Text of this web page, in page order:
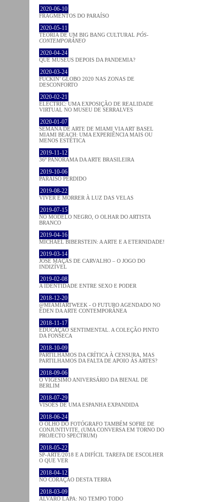
2020-06-10
FRAGMENTOS DO PARAÍSO
2020-05-11
TEORIA DE UM BIG BANG CULTURAL PÓS-
CONTEMPORÂNEO
2020-04-24
QUE MUSEUS DEPOIS DA PANDEMIA?
2020-03-24
FUCKIN’ GLOBO 2020 NAS ZONAS DE
DESCONFORTO
2020-02-21
ELECTRIC: UMA EXPOSIÇÃO DE REALIDADE
VIRTUAL NO MUSEU DE SERRALVES
2020-01-07
SEMANA DE ARTE DE MIAMI VIA ART BASEL
MIAMI BEACH: UMA EXPERIÊNCIA MAIS OU
MENOS ESTÉTICA
2019-11-12
36º PANORAMA DA ARTE BRASILEIRA
2019-10-06
PARAÍSO PERDIDO
2019-08-22
VIVER E MORRER À LUZ DAS VELAS
2019-07-15
NO MODELO NEGRO, O OLHAR DO ARTISTA
BRANCO
2019-04-16
MICHAEL BIBERSTEIN: A ARTE E A ETERNIDADE!
2019-03-14
JOSÉ MAÇÃS DE CARVALHO – O JOGO DO
INDIZÍVEL
2019-02-08
A IDENTIDADE ENTRE SEXO E PODER
2018-12-20
@MIAMIARTWEEK - O FUTURO AGENDADO NO
ÉDEN DA ARTE CONTEMPORÂNEA
2018-11-17
EDUCAÇÃO SENTIMENTAL. A COLEÇÃO PINTO
DA FONSECA
2018-10-09
PARTILHAMOS DA CRÍTICA À CENSURA, MAS
PARTILHAMOS DA FALTA DE APOIO ÀS ARTES?
2018-09-06
O VIGÉSIMO ANIVERSÁRIO DA BIENAL DE
BERLIM
2018-07-29
VISÕES DE UMA ESPANHA EXPANDIDA
2018-06-24
O OLHO DO FOTÓGRAFO TAMBÉM SOFRE DE
CONJUNTIVITE, (UMA CONVERSA EM TORNO DO
PROJECTO SPECTRUM)
2018-05-22
SP-ARTE/2018 E A DIFÍCIL TAREFA DE ESCOLHER
O QUE VER
2018-04-12
NO CORAÇÂO DESTA TERRA
2018-03-09
ÁLVARO LAPA: NO TEMPO TODO